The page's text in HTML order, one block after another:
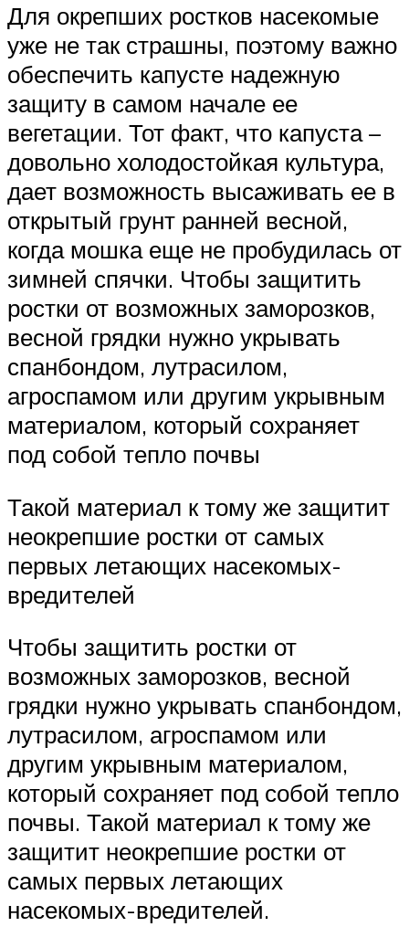
Для окрепших ростков насекомые
уже не так страшны, поэтому важно
обеспечить капусте надежную
защиту в самом начале ее
вегетации. Тот факт, что капуста –
довольно холодостойкая культура,
дает возможность высаживать ее в
открытый грунт ранней весной,
когда мошка еще не пробудилась от
зимней спячки. Чтобы защитить
ростки от возможных заморозков,
весной грядки нужно укрывать
спанбондом, лутрасилом,
агроспамом или другим укрывным
материалом, который сохраняет
под собой тепло почвы
Такой материал к тому же защитит
неокрепшие ростки от самых
первых летающих насекомых-
вредителей
Чтобы защитить ростки от
возможных заморозков, весной
грядки нужно укрывать спанбондом,
лутрасилом, агроспамом или
другим укрывным материалом,
который сохраняет под собой тепло
почвы. Такой материал к тому же
защитит неокрепшие ростки от
самых первых летающих
насекомых-вредителей.